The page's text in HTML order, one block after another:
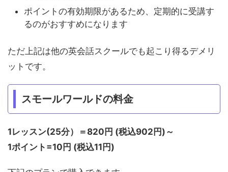
ポイントの有効期限があるため、定期的に受講す
るのがおすすめになります
ただ上記は他の英会話スクールでも起こり得るデメリ
ットです。
スモールワールドの料金
1レッスン(25分）＝820円 (税込902円)～
1ポイント=10円 (税込11円)